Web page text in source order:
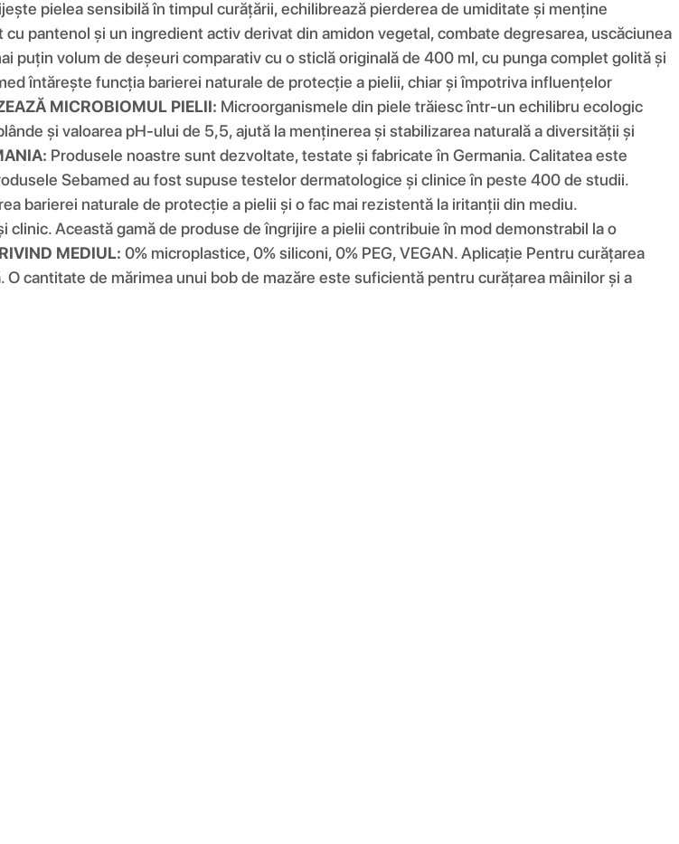
pielea sensibilă în timpul curățării, echilibrează pierderea de umiditate și menține
pantenol și un ingredient activ derivat din amidon vegetal, combate degresarea, uscăciunea
puțin volum de deșeuri comparativ cu o sticlă originală de 400 ml, cu punga complet golită și
întărește funcția barierei naturale de protecție a pielii, chiar și împotriva influențelor
MICROBIOMUL PIELII: Microorganismele din piele trăiesc într-un echilibru ecologic
și valoarea pH-ului de 5,5, ajută la menținerea și stabilizarea naturală a diversității și
Produsele noastre sunt dezvoltate, testate și fabricate în Germania. Calitatea este
Sebamed au fost supuse testelor dermatologice și clinice în peste 400 de studii.
barierei naturale de protecție a pielii și o fac mai rezistentă la iritanții din mediu.
Această gamă de produse de îngrijire a pielii contribuie în mod demonstrabil la o
MEDIUL: 0% microplastice, 0% siliconi, 0% PEG, VEGAN. Aplicație Pentru curățarea
cantitate de mărimea unui bob de mazăre este suficientă pentru curățarea mâinilor și a